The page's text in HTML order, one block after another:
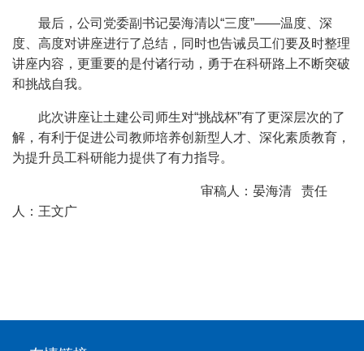
最后，公司党委副书记晏海清以“三度”——温度、深
度、高度对讲座进行了总结，同时也告诫员工们要及时整理
讲座内容，更重要的是付诸行动，勇于在科研路上不断突破
和挑战自我。
此次讲座让土建公司师生对“挑战杯”有了更深层次的了
解，有利于促进公司教师培养创新型人才、深化素质教育，
为提升员工科研能力提供了有力指导。
审稿人：晏海清 责任
人：王文广